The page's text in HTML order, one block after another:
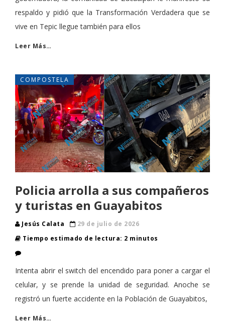
respaldo y pidió que la Transformación Verdadera que se
vive en Tepic llegue también para ellos
Leer Más…
COMPOSTELA
Policia arrolla a sus compañeros
y turistas en Guayabitos
Jesús Calata
29 de julio de 2026
Tiempo estimado de lectura: 2 minutos
Intenta abrir el switch del encendido para poner a cargar el
celular, y se prende la unidad de seguridad. Anoche se
registró un fuerte accidente en la Población de Guayabitos,
Leer Más…